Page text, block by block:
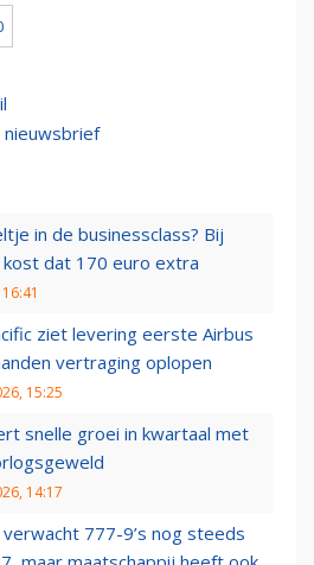
nieuwsbrief
in de businessclass? Bij
kost dat 170 euro extra
ziet levering eerste Airbus
vertraging oplopen
15:25
snelle groei in kwartaal met
14:17
verwacht 777-9’s nog steeds